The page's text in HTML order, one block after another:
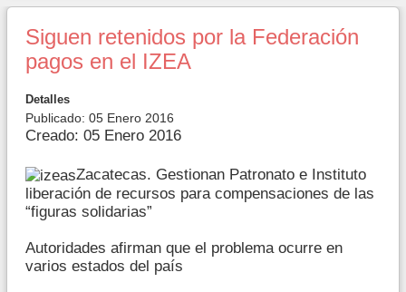
Siguen retenidos por la Federación
pagos en el IZEA
Detalles
Publicado: 05 Enero 2016
Creado: 05 Enero 2016
Zacatecas. Gestionan Patronato e Instituto
liberación de recursos para compensaciones de las
“figuras solidarias”
Autoridades afirman que el problema ocurre en
varios estados del país